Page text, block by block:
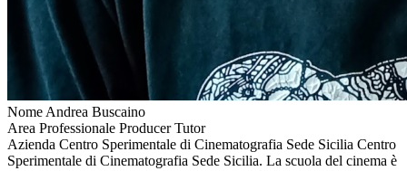
Nome Andrea Buscaino
Area Professionale Producer Tutor
Azienda Centro Sperimentale di Cinematografia Sede Sicilia Centro
Sperimentale di Cinematografia Sede Sicilia. La scuola del cinema è